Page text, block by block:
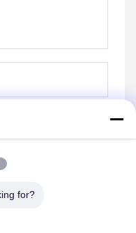
for?